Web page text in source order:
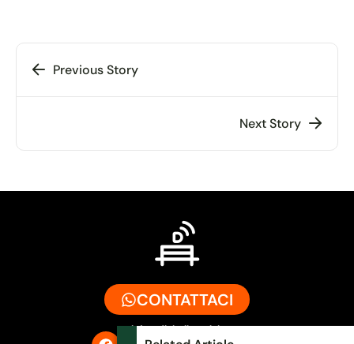
Previous Story
Next Story
CONTATTACI
info@digitalbench.it